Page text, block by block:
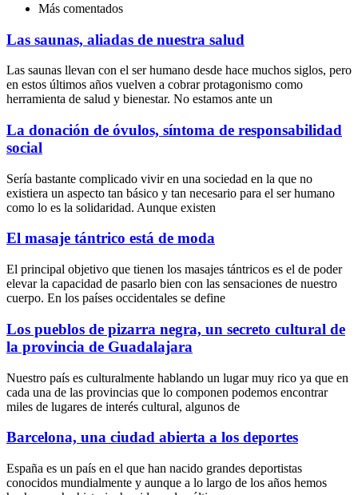
Más comentados
Las saunas, aliadas de nuestra salud
Las saunas llevan con el ser humano desde hace muchos siglos, pero
en estos últimos años vuelven a cobrar protagonismo como
herramienta de salud y bienestar. No estamos ante un
La donación de óvulos, síntoma de responsabilidad
social
Sería bastante complicado vivir en una sociedad en la que no
existiera un aspecto tan básico y tan necesario para el ser humano
como lo es la solidaridad. Aunque existen
El masaje tántrico está de moda
El principal objetivo que tienen los masajes tántricos es el de poder
elevar la capacidad de pasarlo bien con las sensaciones de nuestro
cuerpo. En los países occidentales se define
Los pueblos de pizarra negra, un secreto cultural de
la provincia de Guadalajara
Nuestro país es culturalmente hablando un lugar muy rico ya que en
cada una de las provincias que lo componen podemos encontrar
miles de lugares de interés cultural, algunos de
Barcelona, una ciudad abierta a los deportes
España es un país en el que han nacido grandes deportistas
conocidos mundialmente y aunque a lo largo de los años hemos